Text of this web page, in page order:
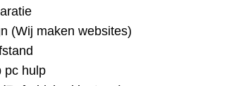
(Wij maken websites)
pc hulp